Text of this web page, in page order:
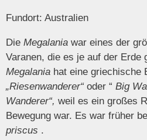
Fundort: Australien
Die Megalania war eines der
Varanen, die es je auf der Erde
Megalania hat eine griechische
„Riesenwanderer“ oder “ Big
Wanderer“, weil es ein großes
Bewegung war. Es war früher
priscus .